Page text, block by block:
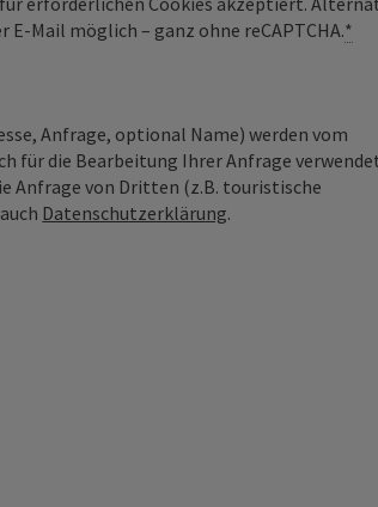
Mail möglich – ganz ohne reCAPTCHA.*
Anfrage, optional Name) werden vom
für die Bearbeitung Ihrer Anfrage
Anfrage von Dritten (z.B. touristische
Datenschutzerklärung.